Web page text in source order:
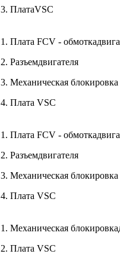
3. ПлатаVSC
1. Плата FCV -
2. Разъемдвигателя
3. Механическая блокировка
4. Плата VSC
1. Плата FCV -
2. Разъемдвигателя
3. Механическая блокировка
4. Плата VSC
1. Механическая
2. Плата VSC